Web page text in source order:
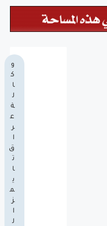
و
ك
ا
ل
ة
ع
ر
ا
ق
ت
ا
ي
م
ز
ا
ل